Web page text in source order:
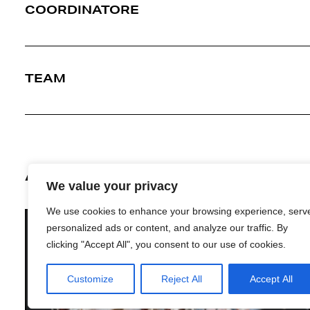
We value your privacy
We use cookies to enhance your browsing experience,
personalized ads or content, and analyze our traffic. By
clicking "Accept All", you consent to our use of cookies.
Customize Reject All Accept All
COORDINATORE
TEAM
ALTRI PROGETTI